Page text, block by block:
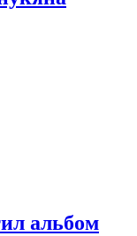
альбом